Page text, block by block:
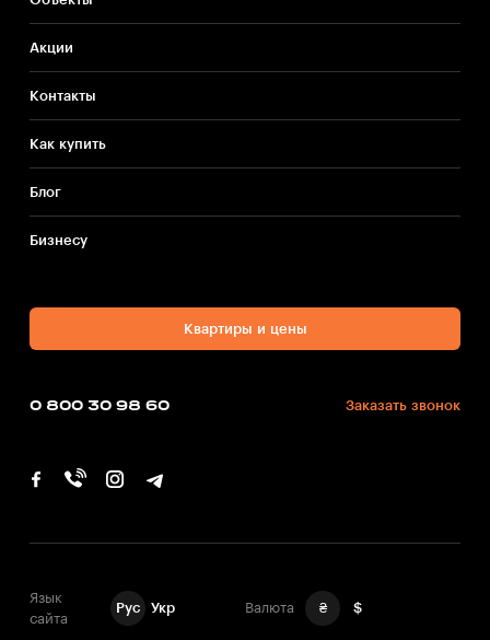
Акции
Контакты
Как купить
Блог
Бизнесу
Квартиры и цены
0 800 30 98 60 Заказать звонок
Язык
сайта
Рус Укр Валюта ₴ $